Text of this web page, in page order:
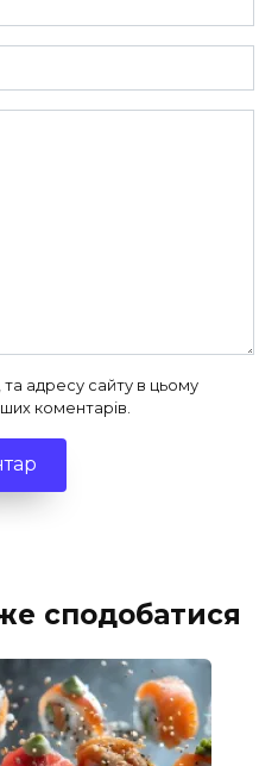
адресу сайту в цьому
коментарів.
сподобатися